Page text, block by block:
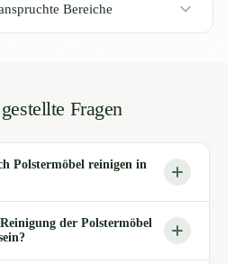
Bereiche
Fragen
Polstermöbel reinigen in
der Polstermöbel